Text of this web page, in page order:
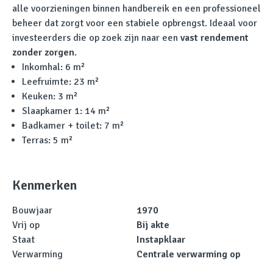
alle voorzieningen binnen handbereik en een professioneel
beheer dat zorgt voor een stabiele opbrengst. Ideaal voor
investeerders die op zoek zijn naar een vast rendement
zonder zorgen.
Inkomhal: 6 m²
Leefruimte: 23 m²
Keuken: 3 m²
Slaapkamer 1: 14 m²
Badkamer + toilet: 7 m²
Terras: 5 m²
Kenmerken
Bouwjaar
1970
Vrij op
Bij akte
Staat
Instapklaar
Verwarming
Centrale verwarming op